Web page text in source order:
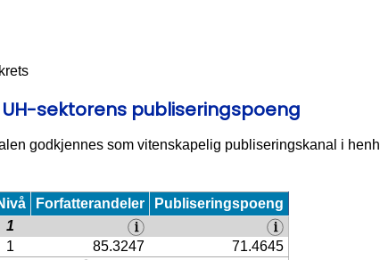
sektorens publiseringspoeng
godkjennes som vitenskapelig publiseringskanal i
Forfatterandeler
Publiseringspoeng
1
1 85.3247
71.4645